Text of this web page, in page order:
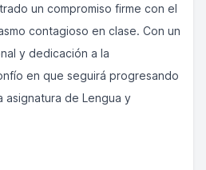
un compromiso firme con el
contagioso en clase. Con un
y dedicación a la
en que seguirá progresando
asignatura de Lengua y